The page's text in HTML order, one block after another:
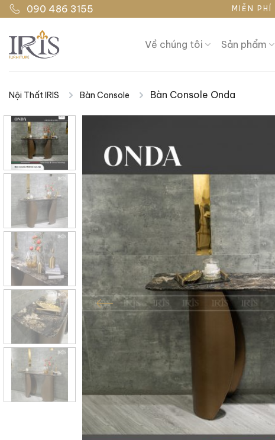
Bỏ
qua
nội
dung
090 486 3155 MIỄN
Về chúng tôi Sản phẩm
Nội Thất IRIS Bàn Console Bàn Console Onda